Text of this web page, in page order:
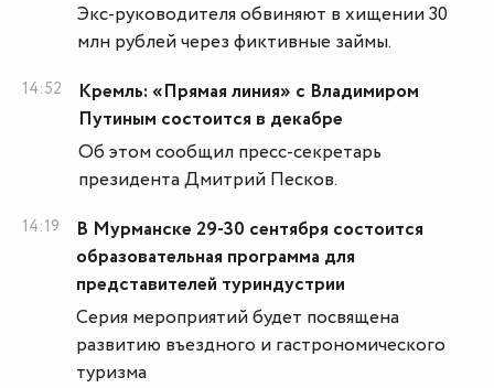
Экс-руководителя обвиняют в хищении 30
млн рублей через фиктивные займы.
14:52
Кремль: «Прямая линия» с Владимиром
Путиным состоится в декабре
Об этом сообщил пресс-секретарь
президента Дмитрий Песков.
14:19
В Мурманске 29-30 сентября состоится
образовательная программа для
представителей туриндустрии
Серия мероприятий будет посвящена
развитию въездного и гастрономического
туризма